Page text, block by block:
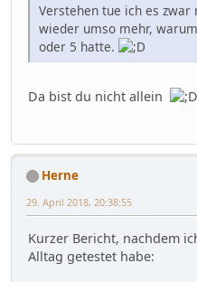
Verstehen tue ich es
wieder umso mehr,
oder 5 hatte.
Da bist du nicht allein
Herne
29. April 2018, 20:38:55
Kurzer Bericht, nachdem
Alltag getestet habe: